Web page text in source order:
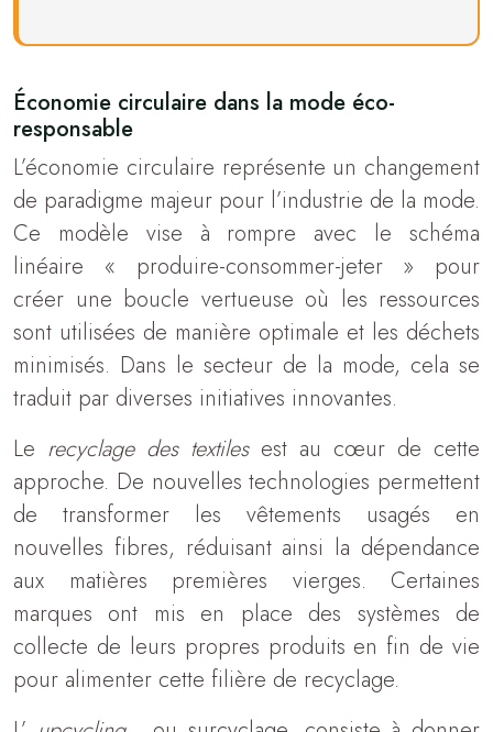
Économie circulaire dans la mode éco-
responsable
L’économie circulaire représente un changement
de paradigme majeur pour l’industrie de la mode.
Ce modèle vise à rompre avec le schéma
linéaire « produire-consommer-jeter » pour
créer une boucle vertueuse où les ressources
sont utilisées de manière optimale et les déchets
minimisés. Dans le secteur de la mode, cela se
traduit par diverses initiatives innovantes.
Le recyclage des textiles est au cœur de cette
approche. De nouvelles technologies permettent
de transformer les vêtements usagés en
nouvelles fibres, réduisant ainsi la dépendance
aux matières premières vierges. Certaines
marques ont mis en place des systèmes de
collecte de leurs propres produits en fin de vie
pour alimenter cette filière de recyclage.